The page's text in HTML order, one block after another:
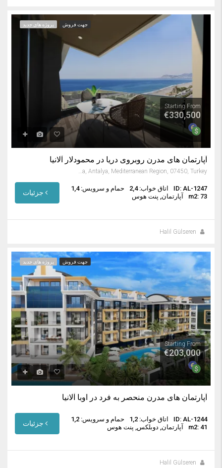
جهت فروش پروژه های جدید
Starting From
€330,500
آپارتمان های مدرن روبروی دریا در محمودلار آلانیا
Mahmutlar, Alanya, Antalya, Mediterranean Region, 07450, Turkey
ID: AL-1247 اتاق خواب: 2,4
حمام و سرویس: 1,4
m2: 73
آپارتمان, پنت هوس
Halil Gülseren
جهت فروش پروژه های جدید
Starting From
€203,000
آپارتمان های مدرن منحصر به فرد در اوبا آلانیا
ID: AL-1244 اتاق خواب: 1,2
حمام و سرویس: 1,2
m2: 41
آپارتمان, دوبلکس, پنت هوس
Halil Gülseren